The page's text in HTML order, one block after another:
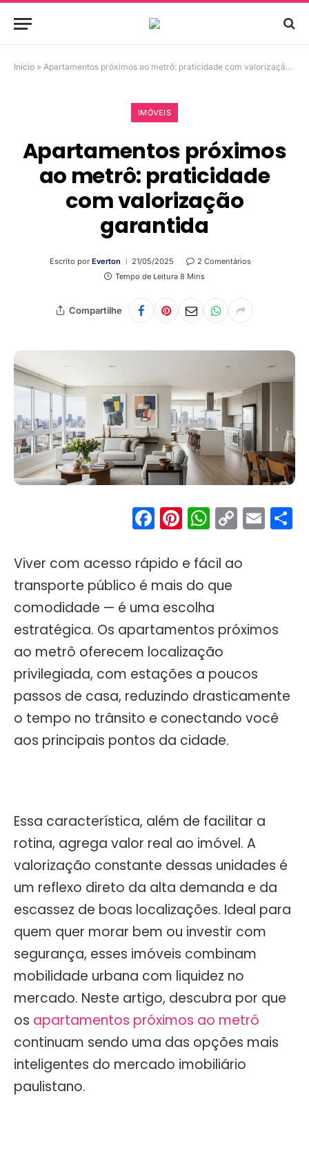
Início » Apartamentos próximos ao metrô: praticidade com valorização garantida
IMÓVEIS
Apartamentos próximos
ao metrô: praticidade
com valorização
garantida
Escrito por Everton 21/05/2025
2 Comentários
Tempo de Leitura 8 Mins
Compartilhe
Facebook
Pinterest
Copy
Link
Viver com acesso rápido e fácil ao
transporte público é mais do que
comodidade — é uma escolha
estratégica. Os apartamentos próximos
ao metrô oferecem localização
privilegiada, com estações a poucos
passos de casa, reduzindo drasticamente
o tempo no trânsito e conectando você
aos principais pontos da cidade.
Essa característica, além de facilitar a
rotina, agrega valor real ao imóvel. A
valorização constante dessas unidades é
um reflexo direto da alta demanda e da
escassez de boas localizações. Ideal para
quem quer morar bem ou investir com
segurança, esses imóveis combinam
mobilidade urbana com liquidez no
mercado. Neste artigo, descubra por que
os apartamentos próximos ao metrô
continuam sendo uma das opções mais
inteligentes do mercado imobiliário
paulistano.